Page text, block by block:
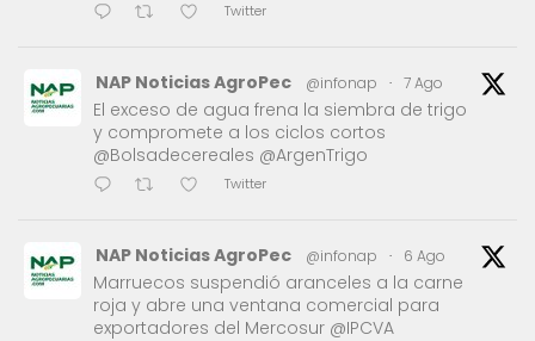
Twitter
NAP Noticias AgroPec @infonap · 7 Ago
El exceso de agua frena la siembra de trigo
y compromete a los ciclos cortos
@Bolsadecereales @ArgenTrigo
Twitter
NAP Noticias AgroPec @infonap · 6 Ago
Marruecos suspendió aranceles a la carne
roja y abre una ventana comercial para
exportadores del Mercosur @IPCVA